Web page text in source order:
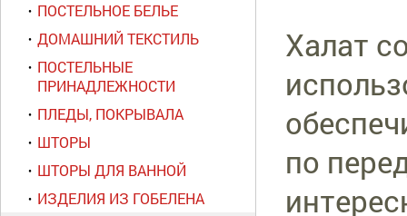
ПОСТЕЛЬНОЕ БЕЛЬЕ
ДОМАШНИЙ ТЕКСТИЛЬ
ПОСТЕЛЬНЫЕ
ПРИНАДЛЕЖНОСТИ
ПЛЕДЫ, ПОКРЫВАЛА
ШТОРЫ
ШТОРЫ ДЛЯ ВАННОЙ
ИЗДЕЛИЯ ИЗ ГОБЕЛЕНА
Халат
по